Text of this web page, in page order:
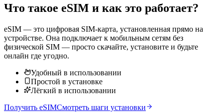
Что такое eSIM и как это работает?
eSIM — это цифровая SIM-карта, установленная прямо на
устройстве. Она подключает к мобильным сетям без
физической SIM — просто скачайте, установите и будьте
онлайн где угодно.
Удобный в использовании
Простой в установке
Лёгкий в использовании
Получить eSIMСмотреть шаги установки